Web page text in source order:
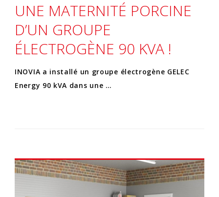
UNE MATERNITÉ PORCINE
D’UN GROUPE
ÉLECTROGÈNE 90 KVA !
INOVIA a installé un groupe électrogène GELEC
Energy 90 kVA dans une …